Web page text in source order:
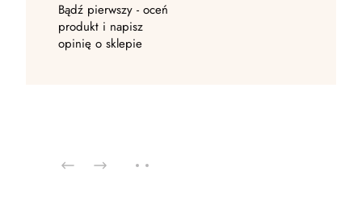
Bądź pierwszy - oceń
produkt i napisz
opinię o sklepie